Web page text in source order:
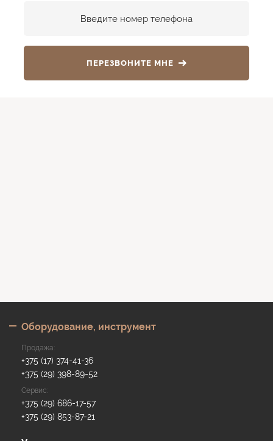
Введите номер телефона
ПЕРЕЗВОНИТЕ МНЕ
Оборудование, инструмент
Продажа:
+375 (17) 374-41-36
+375 (29) 398-89-52
Сервис:
+375 (29) 686-17-57
+375 (29) 853-87-21